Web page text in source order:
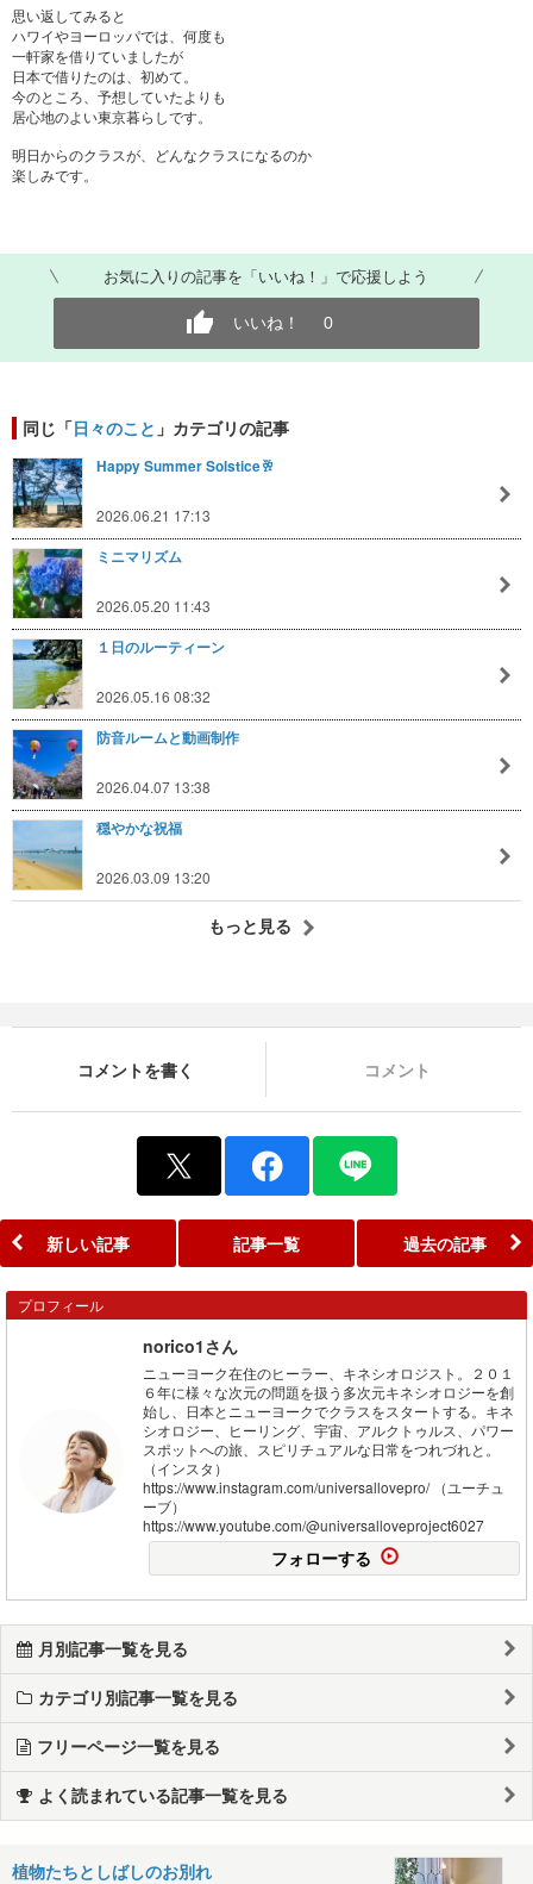
思い返してみると
ハワイやヨーロッパでは、何度も
一軒家を借りていましたが
日本で借りたのは、初めて。
今のところ、予想していたよりも
居心地のよい東京暮らしです。
明日からのクラスが、どんなクラスになるのか
楽しみです。
お気に入りの記事を「いいね！」で応援しよう
いいね！ 0
同じ「日々のこと 」カテゴリの記事
Happy Summer Solstice🥂
2026.06.21 17:13
ミニマリズム
2026.05.20 11:43
１日のルーティーン
2026.05.16 08:32
防音ルームと動画制作
2026.04.07 13:38
穏やかな祝福
2026.03.09 13:20
もっと見る
コメントを書く コメント
新しい記事 記事一覧 過去の記事
プロフィール
norico1さん
ニューヨーク在住のヒーラー、キネシオロジスト。２０１
６年に様々な次元の問題を扱う多次元キネシオロジーを創
始し、日本とニューヨークでクラスをスタートする。キネ
シオロジー、ヒーリング、宇宙、アルクトゥルス、パワー
スポットへの旅、スピリチュアルな日常をつれづれと。
（インスタ）
https://www.instagram.com/universallovepro/ （ユーチュ
ーブ）
https://www.youtube.com/@universalloveproject6027
フォローする
月別記事一覧を見る
カテゴリ別記事一覧を見る
フリーページ一覧を見る
よく読まれている記事一覧を見る
植物たちとしばしのお別れ